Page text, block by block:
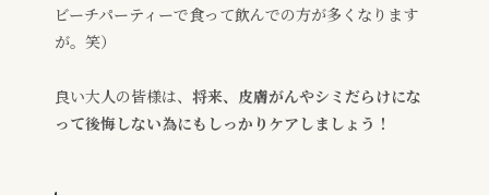
ビーチパーティーで食って飲んでの方が多くなります
が。笑）
良い大人の皆様は、 将来、皮膚がんやシミだらけにな
って後悔しない為にもしっかりケアしましょう！